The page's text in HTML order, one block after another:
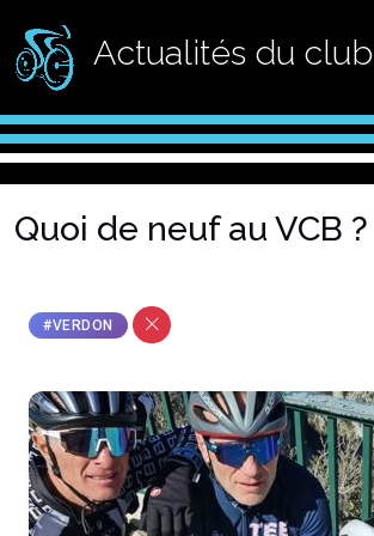
Actualités du club
Quoi de neuf au VCB ?
#VERDON